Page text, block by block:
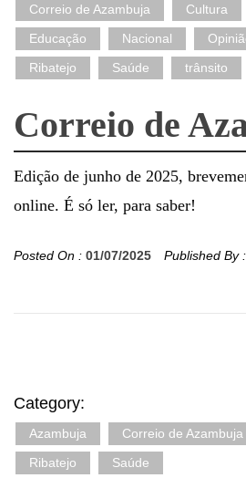
Correio de Azambuja
Cultura
Educação
Nacional
Ribatejo
Saúde trânsito
Correio de
Edição de junho de 2025,
online. É só ler, para saber!
Posted On : 01/07/2025 Published By :
Category:
Azambuja Correio de Azambuja
Ribatejo
Saúde